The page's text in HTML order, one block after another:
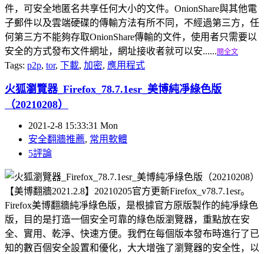
件，可安全地匿名共享任何大小的文件。OnionShare與其他電
子郵件以及雲端硬碟的傳輸方法有所不同，不經過第三方，任
何第三方不能夠存取OnionShare傳輸的文件，使用者只需要以
安全的方式發布文件網址，網址接收者就可以安...... 閱全文
Tags: p2p, tor, 下載, 加密, 應用程式
火狐瀏覽器_Firefox_78.7.1esr_美博純凈綠色版
（20210208）
2021-2-8 15:33:31 Mon
安全翻牆推薦, 常用軟體
5評論
【美博翻牆2021.2.8】20210205官方更新Firefox_v78.7.1esr。
Firefox美博翻牆純凈綠色版，是根據官方原版製作的純凈綠色
版，目的是打造一個安全可靠的綠色版瀏覽器，重點放在安
全、實用、乾淨、快速方便。我們在每個版本發布時進行了已
知的數百個安全設置和優化，大大增強了瀏覽器的安全性，以